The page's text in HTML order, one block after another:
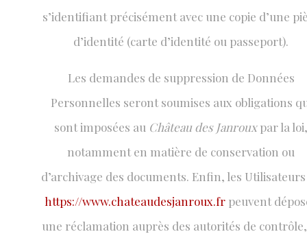
s’identifiant précisément avec une copie d’une
d’identité (carte d’identité ou passeport).
Les demandes de suppression de Données
Personnelles seront soumises aux obligations
sont imposées au Château des Janrouxpar la loi,
notamment en matière de conservation ou
d’archivage des documents. Enfin, les
https://www.chateaudesjanroux.fr peuvent
une réclamation auprès des autorités de